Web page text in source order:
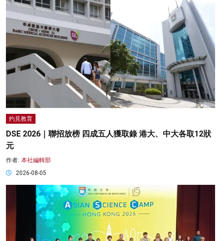
灼見教育
DSE 2026｜聯招放榜 四成五人獲取錄 港大、中大各取12狀
元
作者: 本社編輯部
2026-08-05